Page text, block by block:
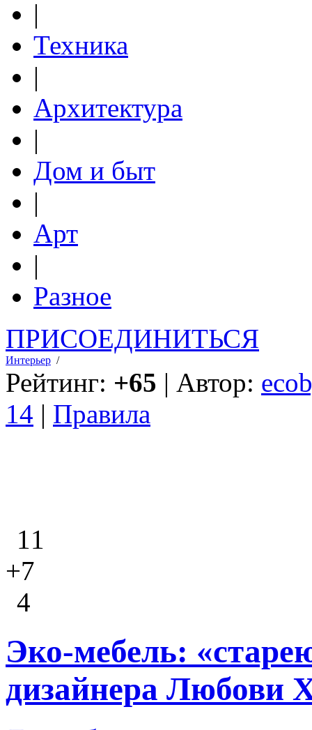
|
Техника
|
Архитектура
|
Дом и быт
|
Арт
|
Разное
ПРИСОЕДИНИТЬСЯ
Интерьер /
Рейтинг: +65 | Автор:
14 | Правила
11
+7
4
Эко-мебель:
дизайнера Любови